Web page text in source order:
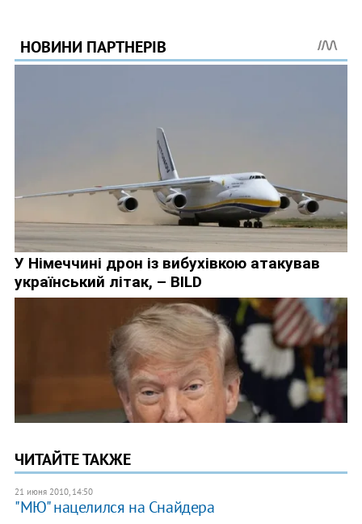
ЧИТАЙТЕ ТАКЖЕ
21 июня 2010, 14:50
"МЮ" нацелился на Снайдера